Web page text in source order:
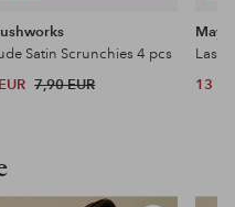
Satin Scrunchies 4 pcs
7,90 EUR 13